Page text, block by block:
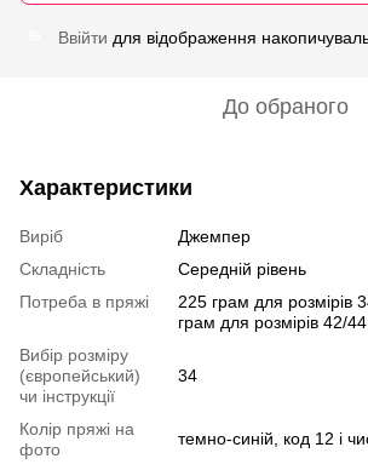
Ввійти для відображення
До обраного
Характеристики
Виріб
Джемпер
Складність
Середній рівень
Потреба в пряжі
225 грам для розмірів
грам для розмірів 42/44
Вибір розміру
(європейський)
чи інструкції
34
Колір пряжі на
фото
темно-синій, код 12 і